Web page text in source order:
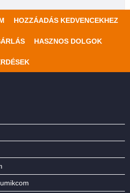
HOZZÁADÁS KEDVENCEKHEZ
HASZNOS DOLGOK